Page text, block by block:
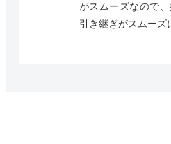
がスムーズなので
引き継ぎがスムーズ